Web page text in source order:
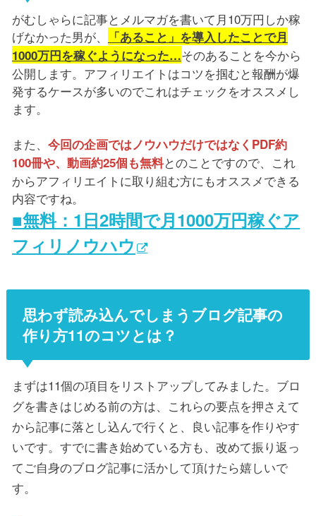
がむしゃらに記事とメルマガを書いて月10万円しか稼
げなかった男が、
「あること」を導入したことで月
1000万円を稼ぐようになった…そのあることを今から
公開します。アフィリエイトはコツを掴むと報酬が爆
発するケースが多いのでこれはチェックをオススメし
ます。
また、 今回の企画ではノウハウだけではなくPDF約
100冊や、動画約25個も無料とのことですので、これ
からアフィリエイトに取り組む方にもオススメできる
内容ですね。
■無料：1日2時間で月1000万円稼ぐア
フィリノウハウ
思わず読み込んでしまうブログ記事の
作り方11のコツとは？
まずは11個の項目をリストアップしてみました。ブロ
グを書きはじめる前の方は、これらの要点を押さえて
から記事に落とし込んで行くと、良い記事を作りやす
いです。すでに書き始めている方も、改めて振り返っ
てご自身のブログ記事に活かして頂けたら嬉しいで
す。